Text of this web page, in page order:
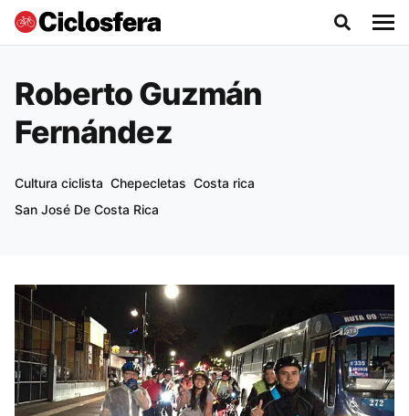
Roberto Guzmán
Fernández
Cultura ciclista Chepecletas Costa rica
San José De Costa Rica